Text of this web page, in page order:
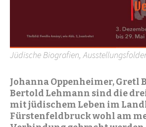
Jüdische Biografien,
Johanna Oppenheimer, Gretl
Bertold Lehmann sind die
mit jüdischem Leben im
Fürstenfeldbruck wohl am